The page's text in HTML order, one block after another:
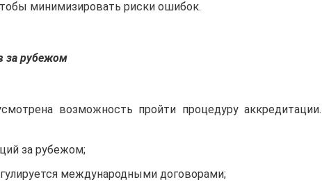
минимизировать риски ошибок.
за рубежом
возможность пройти процедуру аккредитации.
за рубежом;
международными договорами;